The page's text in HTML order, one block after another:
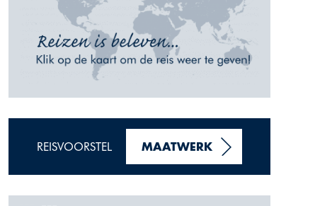
REISVOORSTEL MAATWERK